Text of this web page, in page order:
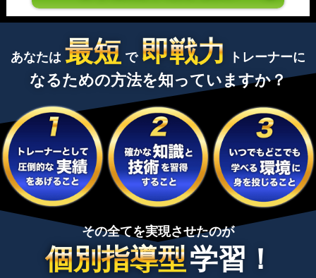
あなたは 最短 で 即戦力 トレーナーに
なるための方法を知っていますか？
その全てを実現させたのが
個別指導型学習！